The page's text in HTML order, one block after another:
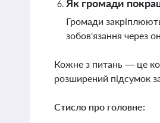
Як громади
Громади
зобов'язання через
Кожне з питань — це
розширений підсумок
Стисло про головне: